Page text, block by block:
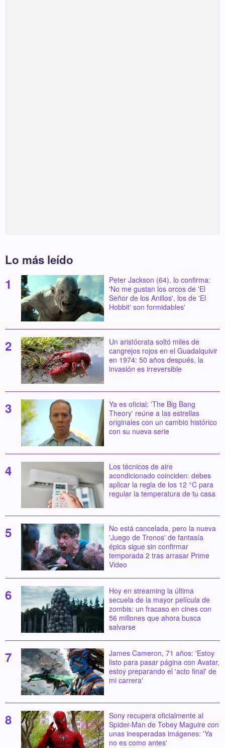
Lo más leído
Peter Jackson (64), lo confirma:
'No me gustan los orcos de 'El
Señor de los Anillos', los de 'El
Hobbit' son formidables'
Un aristócrata soltó miles de
cangrejos rojos en el Guadalquivir
en 1974: 50 años después, la
invasión es irreversible
Ya es oficial: 'The Big Bang
Theory' reúne a las estrellas
originales con un cambio histórico
con su nueva serie
Los técnicos de aire
acondicionado coinciden: debes
aplicar la regla de los 12 °C para
regular la temperatura de tu casa
No está cancelada, pero la nueva
'Juego de Tronos' de fantasía
épica sigue sin confirmar
temporada 2 tras arrasar Prime
Video
Hoy en streaming la última
secuela de la mayor película de
zombis: un fracaso en cines con
56 millones que ahora busca
salvarse
James Cameron, 71 años: 'Estoy
listo para pasar página con Avatar,
estoy preparando el 'acto final' de
mi carrera'
Sony recupera oficialmente al
Spider-Man de Tobey Maguire con
unas inesperadas imágenes: 'Ya
no es como antes'